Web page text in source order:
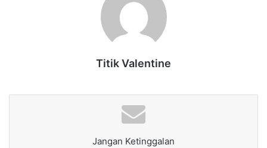
Titik Valentine
Jangan Ketinggalan